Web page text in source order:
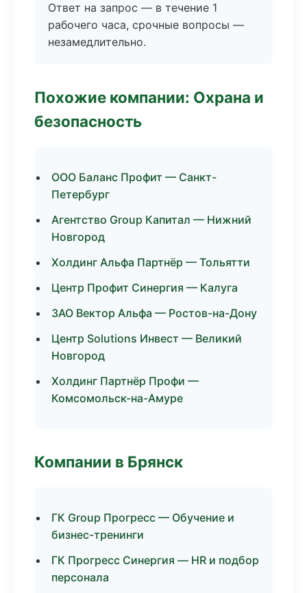
Ответ на запрос — в течение 1
рабочего часа, срочные вопросы —
незамедлительно.
Похожие компании: Охрана и
безопасность
ООО Баланс Профит — Санкт-
Петербург
Агентство Group Капитал — Нижний
Новгород
Холдинг Альфа Партнёр — Тольятти
Центр Профит Синергия — Калуга
ЗАО Вектор Альфа — Ростов-на-Дону
Центр Solutions Инвест — Великий
Новгород
Холдинг Партнёр Профи —
Комсомольск-на-Амуре
Компании в Брянск
ГК Group Прогресс — Обучение и
бизнес-тренинги
ГК Прогресс Синергия — HR и подбор
персонала